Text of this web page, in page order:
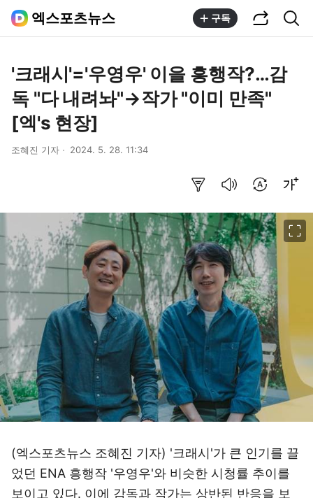
엑스포츠뉴스 구독
'크래시'='우영우' 이을 흥행작?…감
독 "다 내려놔"→작가 "이미 만족"
[엑's 현장]
조혜진 기자 2024. 5. 28. 11:34
(엑스포츠뉴스 조혜진 기자) '크래시'가 큰 인기를 끌
었던 ENA 흥행작 '우영우'와 비슷한 시청률 추이를
보이고 있다. 이에 감독과 작가는 상반된 반응을 보